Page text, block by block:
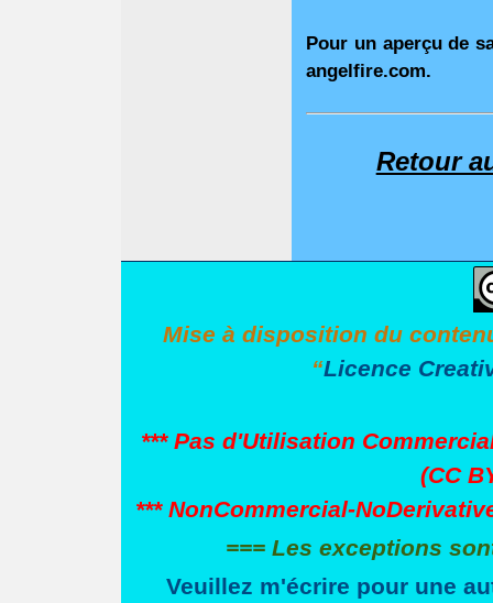
Pour un aperçu de
angelfire.com.
Retour
Mise à disposition du
“Licence
*** Pas d'Utilisation
(CC
*** NonCommercial-
=== Les exceptions
Veuillez m'écrire pour une